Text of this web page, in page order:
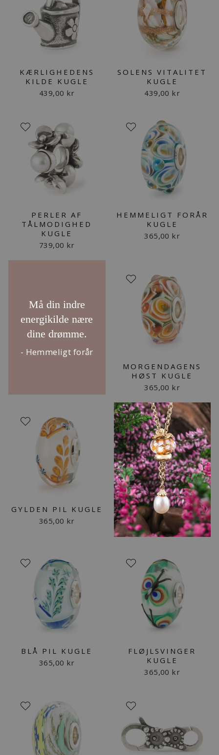
KÆRLIGHEDENS
KILDE KUGLE
439,00 kr
SOLENS VITALITET
KUGLE
439,00 kr
PERLER AF
TÅLMODIGHED
KUGLE
739,00 kr
HEMMELIGT FORÅR
KUGLE
365,00 kr
Må din indre
energikilde nære
dine drømme.
- Hemmeligt forår
MORGENDAGENS
HØST KUGLE
365,00 kr
GYLDEN PIL KUGLE
365,00 kr
BLÅ PIL KUGLE
365,00 kr
FLØJLSVINGER
KUGLE
365,00 kr